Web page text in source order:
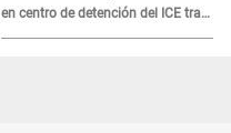
en centro de detención del ICE tras
sufrir una "emergencia médica"